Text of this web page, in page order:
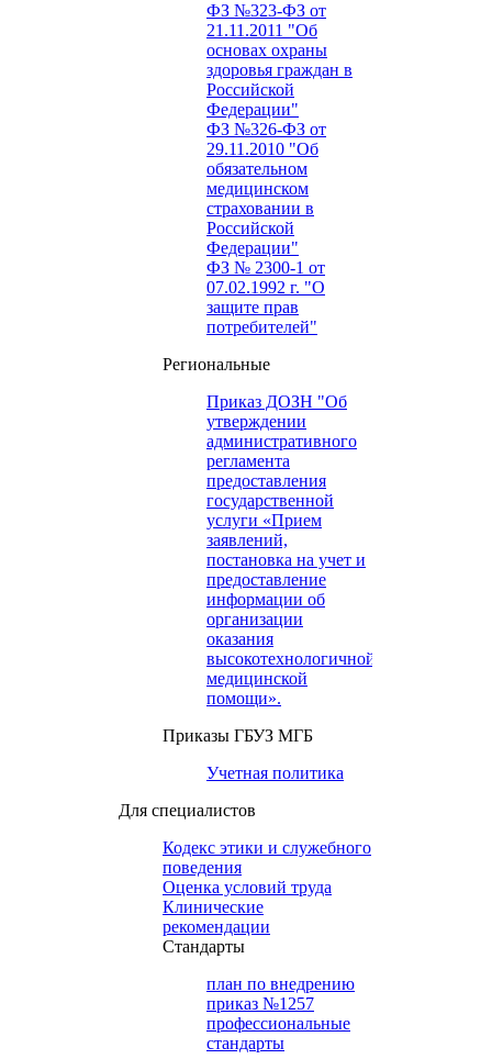
ФЗ №323-ФЗ от
21.11.2011 "Об
основах охраны
здоровья граждан в
Российской
Федерации"
ФЗ №326-ФЗ от
29.11.2010 "Об
обязательном
медицинском
страховании в
Российской
Федерации"
ФЗ № 2300-1 от
07.02.1992 г. "О
защите прав
потребителей"
Региональные
Приказ ДОЗН "Об
утверждении
административного
регламента
предоставления
государственной
услуги «Прием
заявлений,
постановка на учет и
предоставление
информации об
организации
оказания
высокотехнологичной
медицинской
помощи».
Приказы ГБУЗ МГБ
Учетная политика
Для специалистов
Кодекс этики и служебного
поведения
Оценка условий труда
Клинические
рекомендации
Cтандарты
план по внедрению
приказ №1257
профессиональные
стандарты